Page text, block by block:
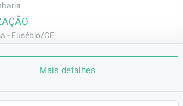
- Eusébio/CE
Mais detalhes